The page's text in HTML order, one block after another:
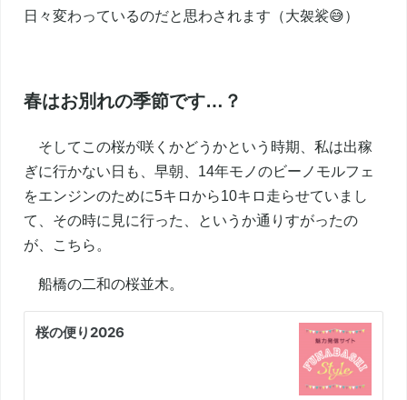
日々変わっているのだと思わされます（大袈裟😅）
春はお別れの季節です…？
そしてこの桜が咲くかどうかという時期、私は出稼
ぎに行かない日も、早朝、14年モノのビーノモルフェ
をエンジンのために5キロから10キロ走らせていまし
て、その時に見に行った、というか通りすがったの
が、こちら。
船橋の二和の桜並木。